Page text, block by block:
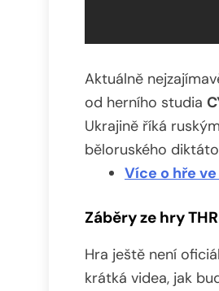
Aktuálně
od herního studia
Ukrajině říká
běloruského
Více o hře
Záběry ze hry
Hra ještě není
krátká videa, jak